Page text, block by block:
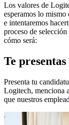
Los valores de
esperamos lo
e intentaremos
proceso de
cómo será:
Te presentas
Presenta tu
Logitech, menciona
que nuestros